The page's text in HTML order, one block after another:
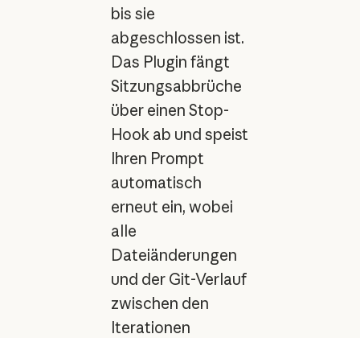
bis sie
abgeschlossen ist.
Das Plugin fängt
Sitzungsabbrüche
über einen Stop-
Hook ab und speist
Ihren Prompt
automatisch
erneut ein, wobei
alle
Dateiänderungen
und der Git-Verlauf
zwischen den
Iterationen